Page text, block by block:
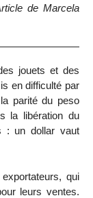
de Marcela
jouets et des
en difficulté par
parité du peso
la libération du
: un dollar vaut
qui
leurs ventes.